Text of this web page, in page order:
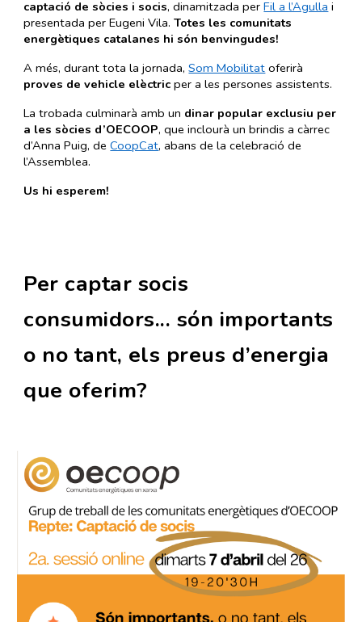
captació de sòcies i socis, dinamitzada per Fil a l’Agulla i
presentada per Eugeni Vila.Totes les comunitats
energètiques catalanes hi són benvingudes!
A més, durant tota la jornada, Som Mobilitat oferirà
proves de vehicle elèctric per a les persones assistents.
La trobada culminarà amb un dinar popular exclusiu per
a les sòcies d’OECOOP, que inclourà un brindis a càrrec
d’Anna Puig, de CoopCat, abans de la celebració de
l’Assemblea.
Us hi esperem!
Per captar socis
consumidors... són importants
o no tant, els preus d’energia
que oferim?